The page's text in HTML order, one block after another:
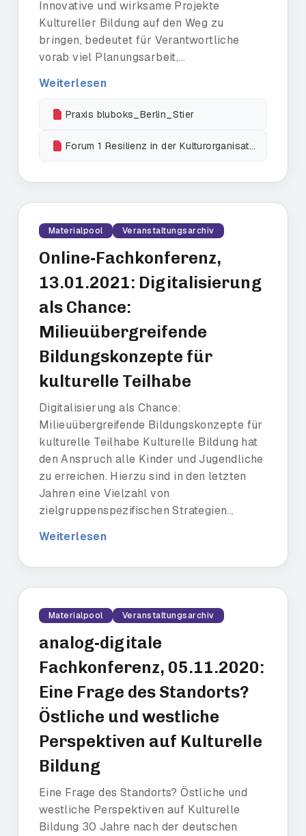
Innovative und wirksame Projekte
Kultureller Bildung auf den Weg zu
bringen, bedeutet für Verantwortliche
vorab viel Planungsarbeit,...
Weiterlesen
Praxis bluboks_Berlin_Stier
Forum 1 Resilienz in der Kulturorganisation _Christine Fuchs-komprimiert
Materialpool Veranstaltungsarchiv
Online-Fachkonferenz,
13.01.2021: Digitalisierung
als Chance:
Milieuübergreifende
Bildungskonzepte für
kulturelle Teilhabe
Digitalisierung als Chance:
Milieuübergreifende Bildungskonzepte für
kulturelle Teilhabe Kulturelle Bildung hat
den Anspruch alle Kinder und Jugendliche
zu erreichen. Hierzu sind in den letzten
Jahren eine Vielzahl von
zielgruppenspezifischen Strategien...
Weiterlesen
Materialpool Veranstaltungsarchiv
analog-digitale
Fachkonferenz, 05.11.2020:
Eine Frage des Standorts?
Östliche und westliche
Perspektiven auf Kulturelle
Bildung
Eine Frage des Standorts? Östliche und
westliche Perspektiven auf Kulturelle
Bildung 30 Jahre nach der deutschen